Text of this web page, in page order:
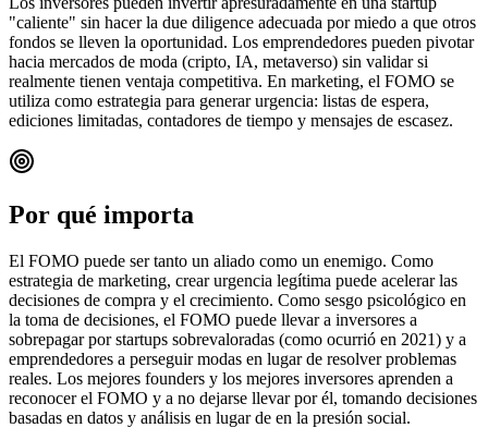
"caliente" sin hacer la due diligence adecuada por miedo a que otros
fondos se lleven la oportunidad. Los emprendedores pueden pivotar
hacia mercados de moda (cripto, IA, metaverso) sin validar si
realmente tienen ventaja competitiva. En marketing, el FOMO se
utiliza como estrategia para generar urgencia: listas de espera,
ediciones limitadas, contadores de tiempo y mensajes de escasez.
Por qué importa
El FOMO puede ser tanto un aliado como un enemigo. Como
estrategia de marketing, crear urgencia legítima puede acelerar las
decisiones de compra y el crecimiento. Como sesgo psicológico en
la toma de decisiones, el FOMO puede llevar a inversores a
sobrepagar por startups sobrevaloradas (como ocurrió en 2021) y a
emprendedores a perseguir modas en lugar de resolver problemas
reales. Los mejores founders y los mejores inversores aprenden a
reconocer el FOMO y a no dejarse llevar por él, tomando decisiones
basadas en datos y análisis en lugar de en la presión social.